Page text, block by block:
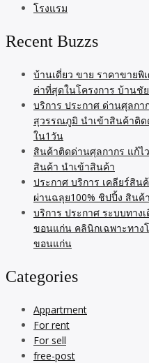
โรงแรม
Recent Buzzs
บ้านเดี่ยว ขาย ราคาขายพิ
ค่าที่สุดในโครงการ บ้านชั
บริการ ประกาศ ด่านศุลก
สุวรรณภูมิ นำเข้าสินค้าติ
ใน1วัน
สินค้าติดด่านศุลกากร แก้ไ
สินค้า นำเข้าสินค้า
ประกาศ บริการ เคลียร์สิ
ผ่านฉลุย100% ชิปปิ้ง สินค้
บริการ ประกาศ ระบบทาง
ขอนแก่น คลินิกเฉพาะทาง
ขอนแก่น
Categories
Appartment
For rent
For sell
free-post